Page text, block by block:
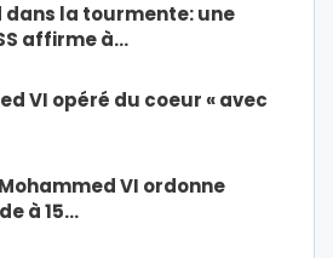
dans la tourmente: une
affirme à…
VI opéré du coeur « avec
VI ordonne
à 15…